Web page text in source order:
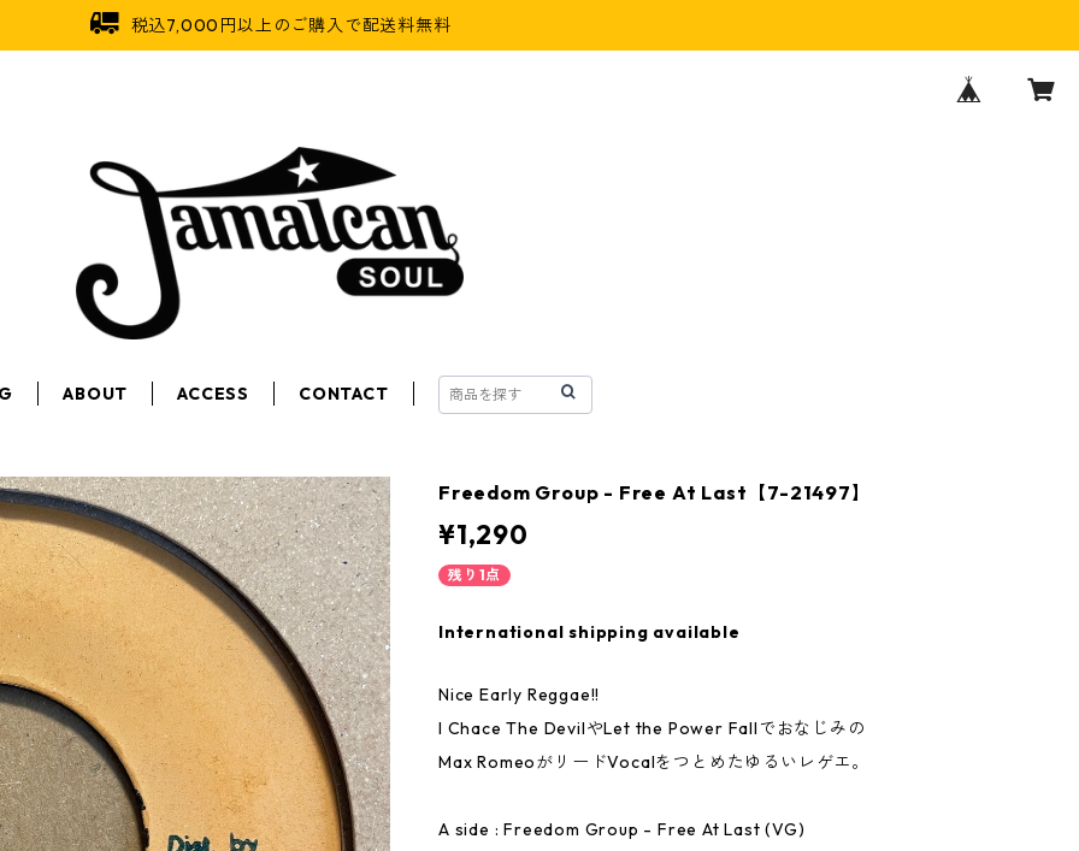
税込7,000円以上のご購入で配送料無料
ABOUT ACCESS CONTACT
Freedom Group - Free At Last【7-21497】
¥1,290
残り1点
International shipping available
Nice Early Reggae!!
I Chace The DevilやLet the Power Fallでおなじみの
Max RomeoがリードVocalをつとめたゆるいレゲエ。
A side : Freedom Group - Free At Last (VG)